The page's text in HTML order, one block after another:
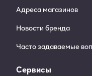
Адреса магазинов
Новости бренда
Часто задаваемые
Сервисы